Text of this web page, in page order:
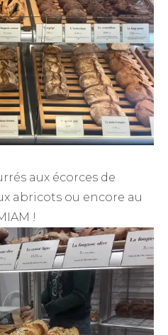
aux écorces de
abricots ou encore au
!